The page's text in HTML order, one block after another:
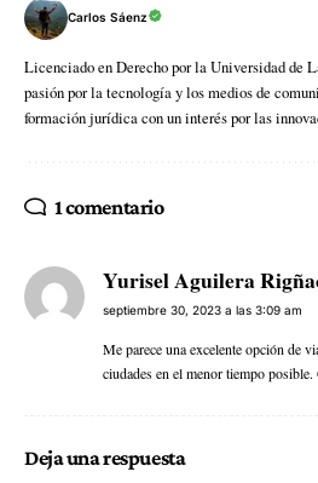
Carlos Sáenz
Licenciado en Derecho por la Universidad de
pasión por la tecnología y los medios de
formación jurídica con un interés por las
1 comentario
Yurisel Aguilera
septiembre 30, 2023 a las 3:09 am
Me parece una excelente opción de
ciudades en el menor tiempo
Deja una respuesta